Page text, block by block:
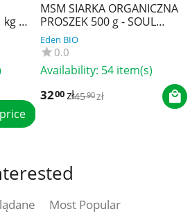
kg -
MSM SIARKA ORGANICZNA
PROSZEK 500 g - SOUL
FARM
Eden BIO
0.0
Availability: 54 item(s)
3200zł4590zł
Most Popular